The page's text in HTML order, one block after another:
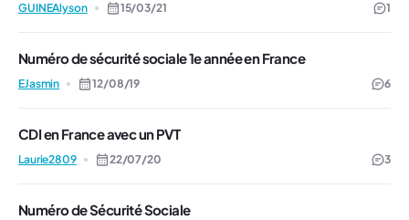
GUINEAlyson 15/03/21 1
Numéro de sécurité sociale 1e année en France
EJasmin 12/08/19 6
CDI en France avec un PVT
Laurie2809 22/07/20 3
Numéro de Sécurité Sociale